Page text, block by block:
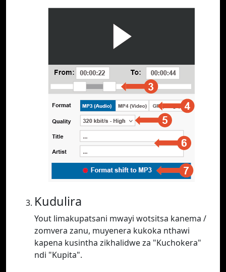
Kudulira
Yout limakupatsani mwayi wotsitsa kanema /
zomvera zanu, muyenera kukoka nthawi
kapena kusintha zikhalidwe za "Kuchokera"
ndi "Kupita".